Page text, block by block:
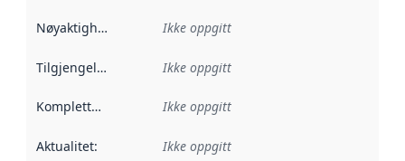
Nøyaktighet Ikke oppgitt
Tilgjengelighet Ikke oppgitt
Kompletthet Ikke oppgitt
Aktualitet: Ikke oppgitt